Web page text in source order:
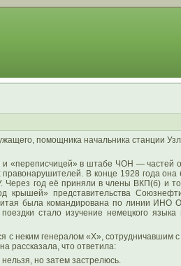
помощника начальника станции
и «переписчицей» в штабе ЧОН — частей
В конце 1928 года
Через год её приняли в члены ВКП(б) и
крышей» представительства
была командирована по линии ИНО
стало изучение немецкого языка
неким генералом «X», сотрудничавшим с
рассказала, что ответила:
но затем застрелюсь.